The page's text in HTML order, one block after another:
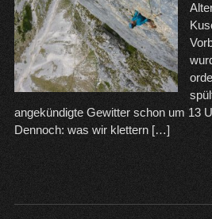
angekündigte Gewitter schon um 13
Dennoch: was wir klettern […]